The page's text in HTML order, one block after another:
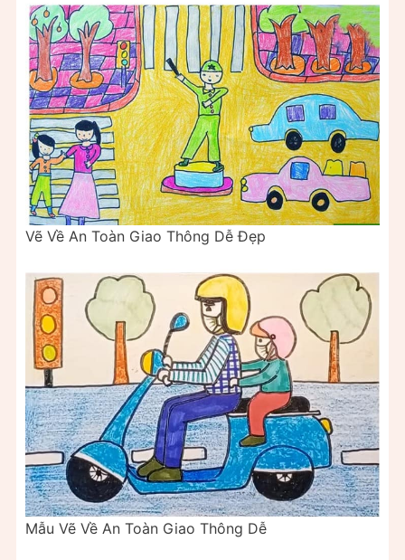
Vẽ Về An Toàn Giao Thông Dễ Đẹp
Mẫu Vẽ Về An Toàn Giao Thông Dễ